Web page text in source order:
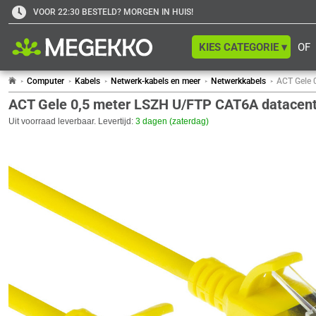
VOOR 22:30 BESTELD? MORGEN IN HUIS!
OF
KIES CATEGORIE ▾
Computer Kabels Netwerk-kabels en meer Netwerkkabels ACT Gele
ACT Gele 0,5 meter LSZH U/FTP CAT6A
Uit voorraad leverbaar. Levertijd: 3 dagen (zaterdag)